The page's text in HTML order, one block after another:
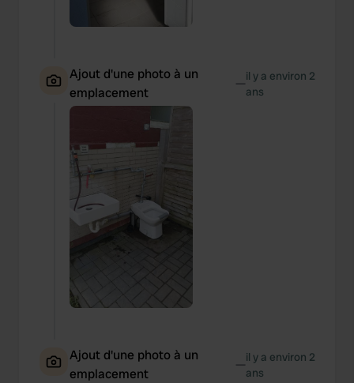
Ajout d'une photo à un
emplacement
—il y a environ 2
ans
Ajout d'une photo à un
emplacement
—il y a environ 2
ans